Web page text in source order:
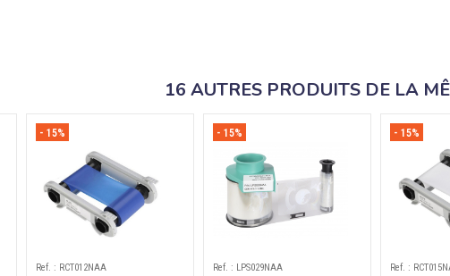
16 AUTRES PRODUITS DE LA
- 15%
Ref. : RCT012NAA
- 15%
Ref. : LPS029NAA
- 15%
Ref. :